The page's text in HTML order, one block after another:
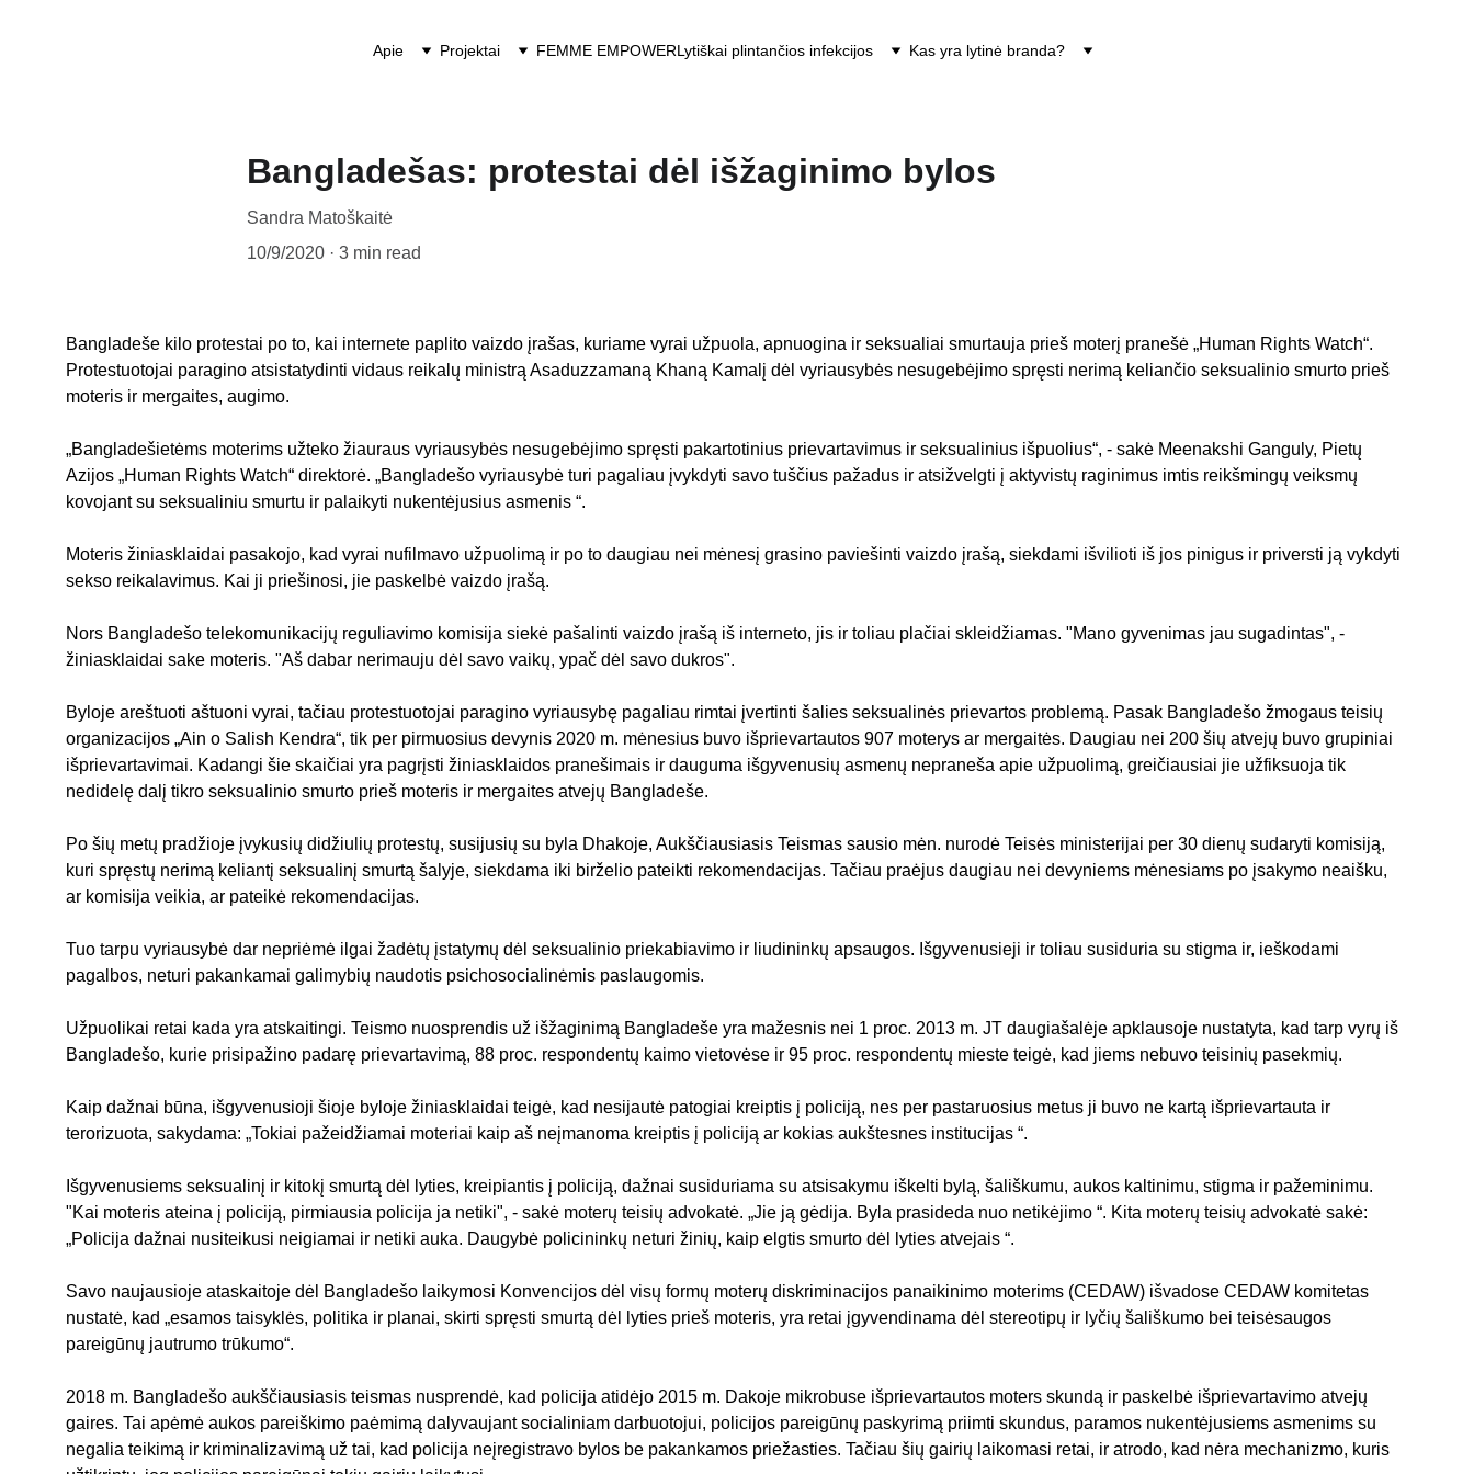
Apie Projektai FEMME EMPOWERLytiškai plintančios infekcijos Kas yra lytinė branda?
Bangladešas: protestai dėl išžaginimo bylos
Sandra Matoškaitė
10/9/2020
3 min read
Bangladeše kilo protestai po to, kai internete paplito vaizdo įrašas, kuriame vyrai užpuola, apnuogina ir seksualiai smurtauja prieš moterį pranešė „Human Rights Watch“.
Protestuotojai paragino atsistatydinti vidaus reikalų ministrą Asaduzzamaną Khaną Kamalį dėl vyriausybės nesugebėjimo spręsti nerimą keliančio seksualinio smurto prieš
moteris ir mergaites, augimo.
„Bangladešietėms moterims užteko žiauraus vyriausybės nesugebėjimo spręsti pakartotinius prievartavimus ir seksualinius išpuolius“, - sakė Meenakshi Ganguly, Pietų
Azijos „Human Rights Watch“ direktorė. „Bangladešo vyriausybė turi pagaliau įvykdyti savo tuščius pažadus ir atsižvelgti į aktyvistų raginimus imtis reikšmingų veiksmų
kovojant su seksualiniu smurtu ir palaikyti nukentėjusius asmenis “.
Moteris žiniasklaidai pasakojo, kad vyrai nufilmavo užpuolimą ir po to daugiau nei mėnesį grasino paviešinti vaizdo įrašą, siekdami išvilioti iš jos pinigus ir priversti ją vykdyti
sekso reikalavimus. Kai ji priešinosi, jie paskelbė vaizdo įrašą.
Nors Bangladešo telekomunikacijų reguliavimo komisija siekė pašalinti vaizdo įrašą iš interneto, jis ir toliau plačiai skleidžiamas. "Mano gyvenimas jau sugadintas", -
žiniasklaidai sake moteris. "Aš dabar nerimauju dėl savo vaikų, ypač dėl savo dukros".
Byloje areštuoti aštuoni vyrai, tačiau protestuotojai paragino vyriausybę pagaliau rimtai įvertinti šalies seksualinės prievartos problemą. Pasak Bangladešo žmogaus teisių
organizacijos „Ain o Salish Kendra“, tik per pirmuosius devynis 2020 m. mėnesius buvo išprievartautos 907 moterys ar mergaitės. Daugiau nei 200 šių atvejų buvo grupiniai
išprievartavimai. Kadangi šie skaičiai yra pagrįsti žiniasklaidos pranešimais ir dauguma išgyvenusių asmenų nepraneša apie užpuolimą, greičiausiai jie užfiksuoja tik
nedidelę dalį tikro seksualinio smurto prieš moteris ir mergaites atvejų Bangladeše.
Po šių metų pradžioje įvykusių didžiulių protestų, susijusių su byla Dhakoje, Aukščiausiasis Teismas sausio mėn. nurodė Teisės ministerijai per 30 dienų sudaryti komisiją,
kuri spręstų nerimą keliantį seksualinį smurtą šalyje, siekdama iki birželio pateikti rekomendacijas. Tačiau praėjus daugiau nei devyniems mėnesiams po įsakymo neaišku,
ar komisija veikia, ar pateikė rekomendacijas.
Tuo tarpu vyriausybė dar nepriėmė ilgai žadėtų įstatymų dėl seksualinio priekabiavimo ir liudininkų apsaugos. Išgyvenusieji ir toliau susiduria su stigma ir, ieškodami
pagalbos, neturi pakankamai galimybių naudotis psichosocialinėmis paslaugomis.
Užpuolikai retai kada yra atskaitingi. Teismo nuosprendis už išžaginimą Bangladeše yra mažesnis nei 1 proc. 2013 m. JT daugiašalėje apklausoje nustatyta, kad tarp vyrų iš
Bangladešo, kurie prisipažino padarę prievartavimą, 88 proc. respondentų kaimo vietovėse ir 95 proc. respondentų mieste teigė, kad jiems nebuvo teisinių pasekmių.
Kaip dažnai būna, išgyvenusioji šioje byloje žiniasklaidai teigė, kad nesijautė patogiai kreiptis į policiją, nes per pastaruosius metus ji buvo ne kartą išprievartauta ir
terorizuota, sakydama: „Tokiai pažeidžiamai moteriai kaip aš neįmanoma kreiptis į policiją ar kokias aukštesnes institucijas “.
Išgyvenusiems seksualinį ir kitokį smurtą dėl lyties, kreipiantis į policiją, dažnai susiduriama su atsisakymu iškelti bylą, šališkumu, aukos kaltinimu, stigma ir pažeminimu.
"Kai moteris ateina į policiją, pirmiausia policija ja netiki", - sakė moterų teisių advokatė. „Jie ją gėdija. Byla prasideda nuo netikėjimo “. Kita moterų teisių advokatė sakė:
„Policija dažnai nusiteikusi neigiamai ir netiki auka. Daugybė policininkų neturi žinių, kaip elgtis smurto dėl lyties atvejais “.
Savo naujausioje ataskaitoje dėl Bangladešo laikymosi Konvencijos dėl visų formų moterų diskriminacijos panaikinimo moterims (CEDAW) išvadose CEDAW komitetas
nustatė, kad „esamos taisyklės, politika ir planai, skirti spręsti smurtą dėl lyties prieš moteris, yra retai įgyvendinama dėl stereotipų ir lyčių šališkumo bei teisėsaugos
pareigūnų jautrumo trūkumo“.
2018 m. Bangladešo aukščiausiasis teismas nusprendė, kad policija atidėjo 2015 m. Dakoje mikrobuse išprievartautos moters skundą ir paskelbė išprievartavimo atvejų
gaires. Tai apėmė aukos pareiškimo paėmimą dalyvaujant socialiniam darbuotojui, policijos pareigūnų paskyrimą priimti skundus, paramos nukentėjusiems asmenims su
negalia teikimą ir kriminalizavimą už tai, kad policija neįregistravo bylos be pakankamos priežasties. Tačiau šių gairių laikomasi retai, ir atrodo, kad nėra mechanizmo, kuris